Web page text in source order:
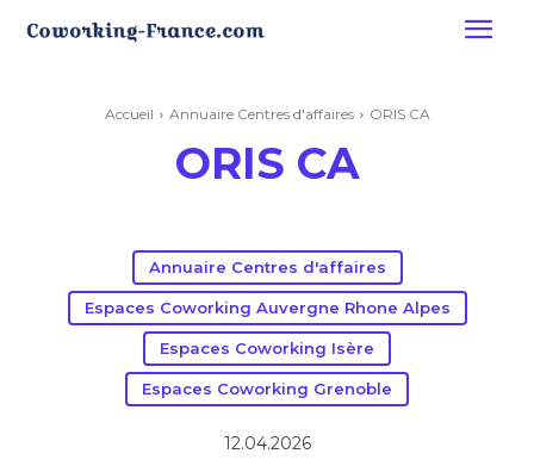
Accueil Annuaire Centres d'affaires ORIS CA
ORIS CA
Annuaire Centres d'affaires
Espaces Coworking Auvergne Rhone Alpes
Espaces Coworking Isère
Espaces Coworking Grenoble
12.04.2026